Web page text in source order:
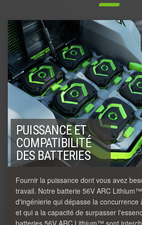
PUISSANCE ET
COMPATIBILITÉ
DES BATTERIES
Fournir la puissance dont vous avez
travail. Notre batterie 56V ARC
d'ingénierie qui dépasse la concurrence
et qui a la capacité de surpasser